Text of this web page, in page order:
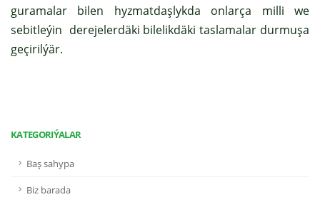
guramalar bilen hyzmatdaşlykda onlarça milli we
sebitleýin derejelerdäki bilelikdäki taslamalar durmuşa
geçirilýär.
KATEGORIÝALAR
Baş sahypa
Biz barada